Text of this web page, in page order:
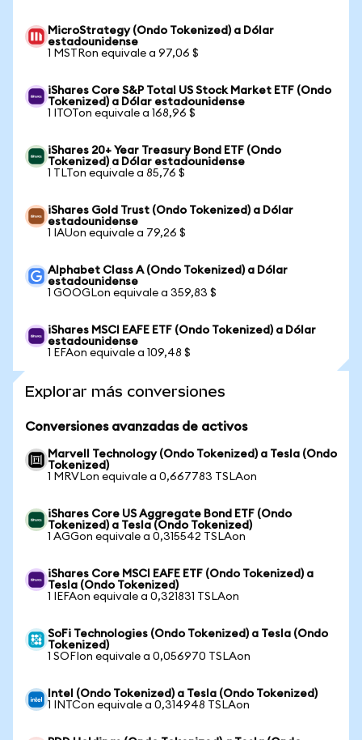
MicroStrategy (Ondo Tokenized) a Dólar
estadounidense
1 MSTRon equivale a 97,06 $
iShares Core S&P Total US Stock Market ETF (Ondo
Tokenized) a Dólar estadounidense
1 ITOTon equivale a 168,96 $
iShares 20+ Year Treasury Bond ETF (Ondo
Tokenized) a Dólar estadounidense
1 TLTon equivale a 85,76 $
iShares Gold Trust (Ondo Tokenized) a Dólar
estadounidense
1 IAUon equivale a 79,26 $
Alphabet Class A (Ondo Tokenized) a Dólar
estadounidense
1 GOOGLon equivale a 359,83 $
iShares MSCI EAFE ETF (Ondo Tokenized) a Dólar
estadounidense
1 EFAon equivale a 109,48 $
Explorar más conversiones
Conversiones avanzadas de activos
Marvell Technology (Ondo Tokenized) a Tesla (Ondo
Tokenized)
1 MRVLon equivale a 0,667783 TSLAon
iShares Core US Aggregate Bond ETF (Ondo
Tokenized) a Tesla (Ondo Tokenized)
1 AGGon equivale a 0,315542 TSLAon
iShares Core MSCI EAFE ETF (Ondo Tokenized) a
Tesla (Ondo Tokenized)
1 IEFAon equivale a 0,321831 TSLAon
SoFi Technologies (Ondo Tokenized) a Tesla (Ondo
Tokenized)
1 SOFIon equivale a 0,056970 TSLAon
Intel (Ondo Tokenized) a Tesla (Ondo Tokenized)
1 INTCon equivale a 0,314948 TSLAon